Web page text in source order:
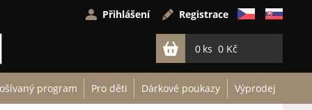
Přihlášení Registrace
0 0 Kč
program Pro děti Dárkové poukazy Výprodej